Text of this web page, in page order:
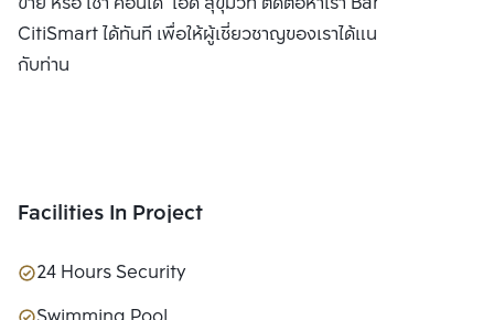
CitiSmart ได้ทันที เพื่อให้ผู้เชี่ยวชาญของเราได้แนะนำคอนโดให้
กับท่าน
Facilities In Project
24 Hours Security